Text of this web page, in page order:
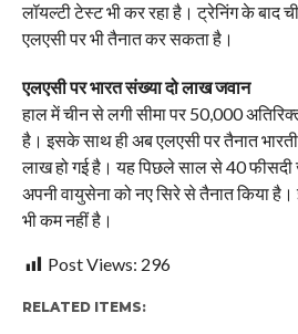
लॉयल्टी टेस्ट भी कर रहा है। ट्रेनिंग के बाद
एलएसी पर भी तैनात कर सकता है।
एलएसी पर भारत संख्या दो लाख जवान
हाल में चीन से लगी सीमा पर 50,000
है। इसके साथ ही अब एलएसी पर तैनात
लाख हो गई है। यह पिछले साल से 40 फीसदी
अपनी वायुसेना को नए सिरे से तैनात किया
भी कम नहीं है।
Post Views: 296
RELATED ITEMS: